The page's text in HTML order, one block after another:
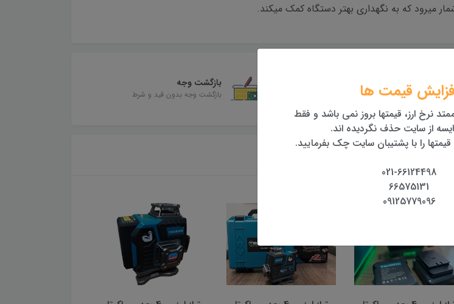
میرود که به نگهداری بهتر دستگاه کمک میکند.
تجهیزات
کالا
بازگشت وجه
بازگشت وجه بدون قید و شرط قیمت ها
نرخ ارز، قیمتها بروز نمی باشد و فقط
از سایت حذف نگردیده اند.
را با پشتیبان سایت چک بفرمایید.
021-66124498
66575131
09125779096